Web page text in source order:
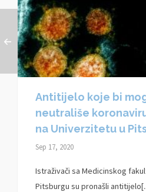
Antitijelo koje bi
neutrališe
na Univerzitetu u
Sep 17, 2020
Istraživači sa Medicinskog
Pitsburgu su pronašli